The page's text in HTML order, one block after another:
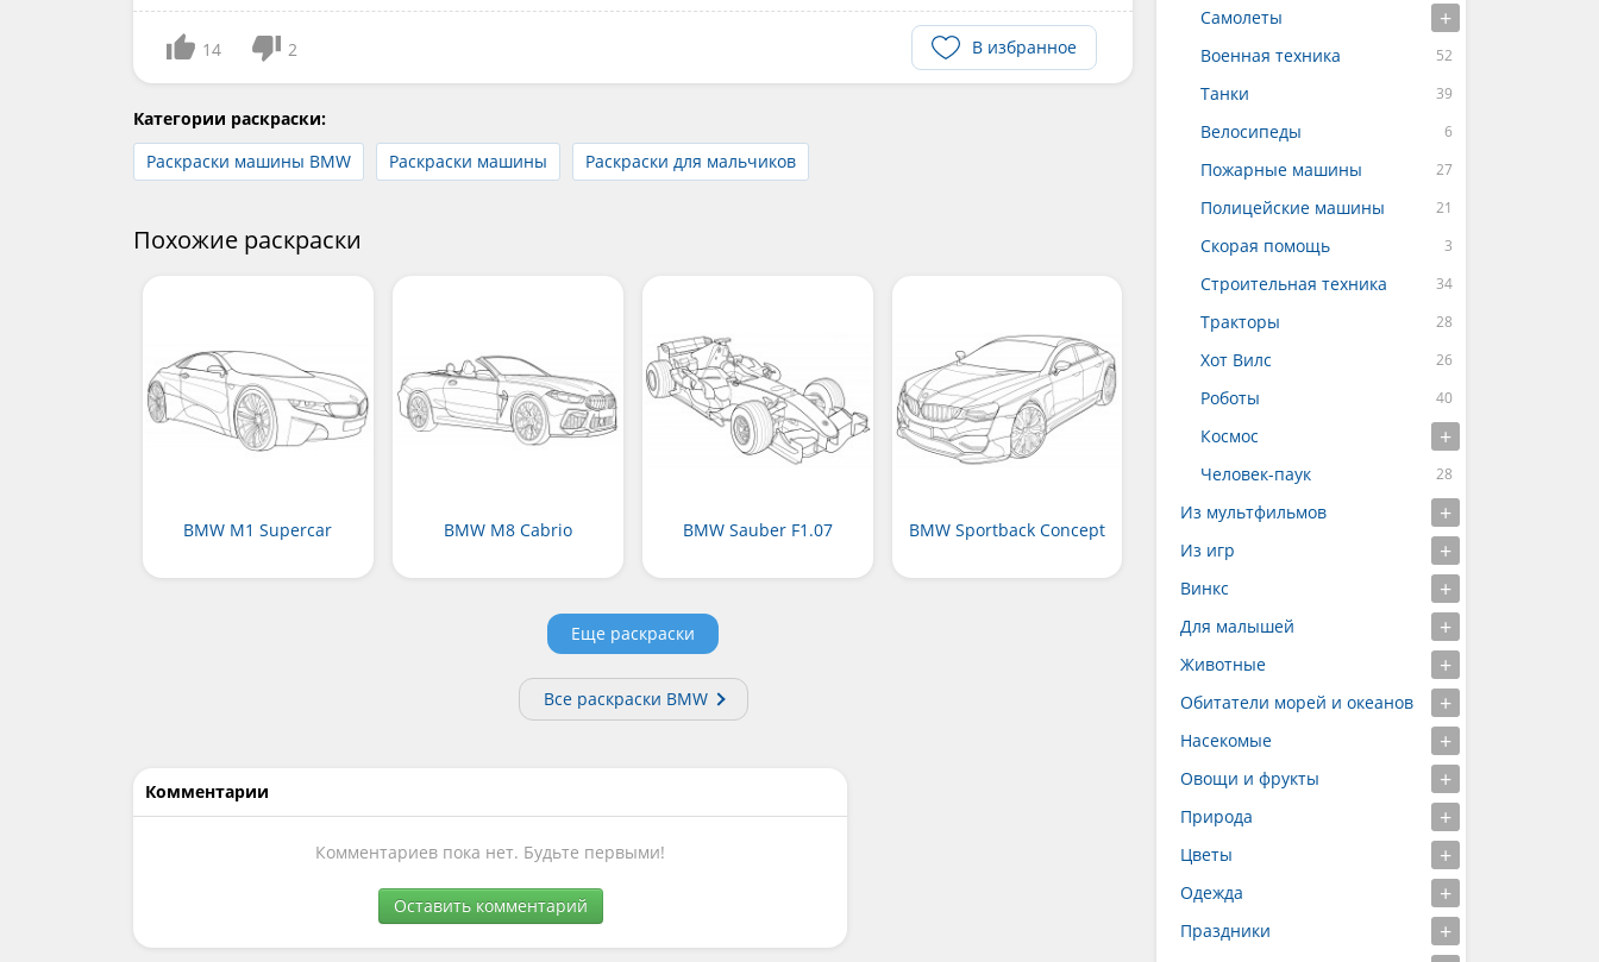
14 2 В избранное
Категории раскраски:
Раскраски машины BMW
Раскраски машины Раскраски для мальчиков
Похожие раскраски
BMW M1 Supercar BMW M8 Cabrio BMW Sauber F1.07 BMW Sportback Concept
Еще раскраски
Все раскраски BMW
Комментарии
Комментариев пока нет. Будьте первыми!
Оставить комментарий
Самолеты
Военная техника
Танки
Велосипеды
Пожарные машины
Полицейские машины
Скорая помощь
Строительная техника
Тракторы
Хот Вилс
Роботы
Космос
Человек-паук
Из мультфильмов
Из игр
Винкс
Для малышей
Животные
Обитатели морей и океанов
Насекомые
Овощи и фрукты
Природа
Цветы
Одежда
Праздники